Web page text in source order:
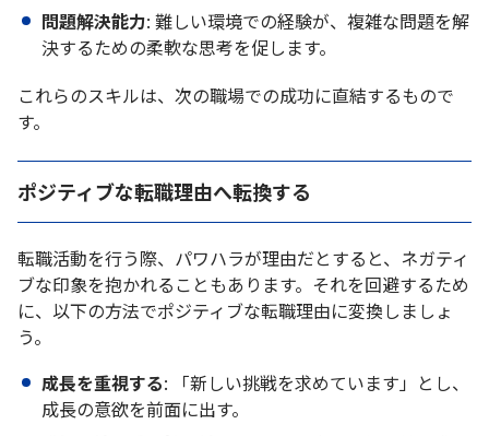
問題解決能力: 難しい環境での経験が、複雑な問題を解
決するための柔軟な思考を促します。
これらのスキルは、次の職場での成功に直結するもので
す。
ポジティブな転職理由へ転換する
転職活動を行う際、パワハラが理由だとすると、ネガティ
ブな印象を抱かれることもあります。それを回避するため
に、以下の方法でポジティブな転職理由に変換しましょ
う。
成長を重視する: 「新しい挑戦を求めています」とし、
成長の意欲を前面に出す。